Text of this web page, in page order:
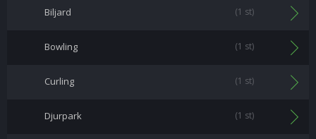
Biljard (1 st)
Bowling (1 st)
Curling (1 st)
Djurpark (1 st)